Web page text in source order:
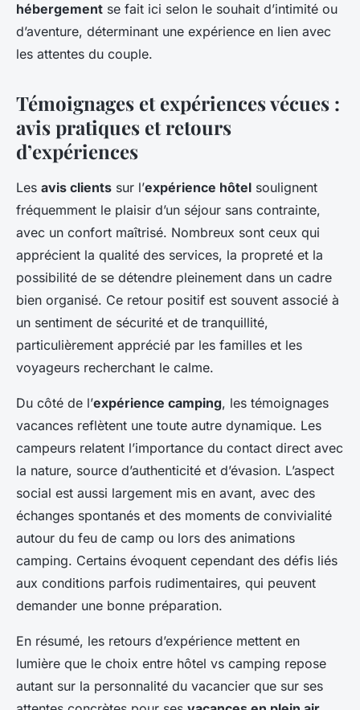
hébergement se fait ici selon le souhait d’intimité ou
d’aventure, déterminant une expérience en lien avec
les attentes du couple.
Témoignages et expériences vécues :
avis pratiques et retours
d’expériences
Les avis clients sur l’expérience hôtel soulignent
fréquemment le plaisir d’un séjour sans contrainte,
avec un confort maîtrisé. Nombreux sont ceux qui
apprécient la qualité des services, la propreté et la
possibilité de se détendre pleinement dans un cadre
bien organisé. Ce retour positif est souvent associé à
un sentiment de sécurité et de tranquillité,
particulièrement apprécié par les familles et les
voyageurs recherchant le calme.
Du côté de l’expérience camping, les témoignages
vacances reflètent une toute autre dynamique. Les
campeurs relatent l’importance du contact direct avec
la nature, source d’authenticité et d’évasion. L’aspect
social est aussi largement mis en avant, avec des
échanges spontanés et des moments de convivialité
autour du feu de camp ou lors des animations
camping. Certains évoquent cependant des défis liés
aux conditions parfois rudimentaires, qui peuvent
demander une bonne préparation.
En résumé, les retours d’expérience mettent en
lumière que le choix entre hôtel vs camping repose
autant sur la personnalité du vacancier que sur ses